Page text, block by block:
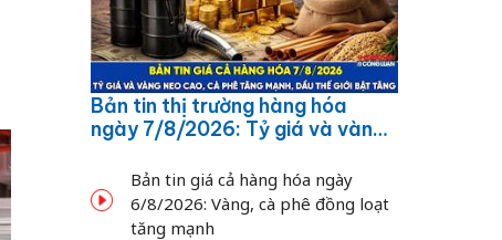
Bản tin thị trường hàng hóa
ngày 7/8/2026: Tỷ giá và vàng
dầu thế giới bật tăng
Bản tin giá cả hàng hóa ngày
6/8/2026: Vàng, cà phê đồng loạt
tăng mạnh